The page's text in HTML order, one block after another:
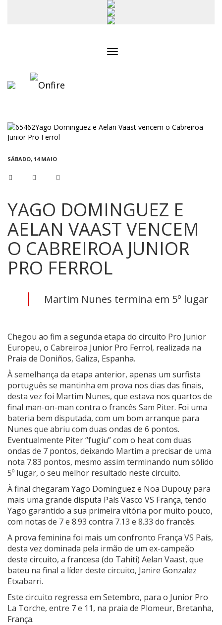
SÁBADO, 14 MAIO
YAGO DOMINGUEZ E
AELAN VAAST VENCEM
O CABREIROA JUNIOR
PRO FERROL
Martim Nunes termina em 5º lugar
Chegou ao fim a segunda etapa do circuito Pro Junior
Europeu, o Cabreiroa Junior Pro Ferrol, realizada na
Praia de Doniños, Galiza, Espanha.
À semelhança da etapa anterior, apenas um surfista
português se mantinha em prova nos dias das finais,
desta vez foi Martim Nunes, que estava nos quartos de
final man-on-man contra o francês Sam Piter. Foi uma
bateria bem disputada, com um bom arranque para
Nunes que abriu com duas ondas de 6 pontos.
Eventualmente Piter “fugiu” com o heat com duas
ondas de 7 pontos, deixando Martim a precisar de uma
nota 7.83 pontos, mesmo assim terminando num sólido
5º lugar, o seu melhor resultado neste circuito.
À final chegaram Yago Dominguez e Noa Dupouy para
mais uma grande disputa País Vasco VS França, tendo
Yago garantido a sua primeira vitória por muito pouco,
com notas de 7 e 8.93 contra 7.13 e 8.33 do francês.
A prova feminina foi mais um confronto França VS País,
desta vez dominada pela irmão de um ex-campeão
deste circuito, a francesa (do Tahiti) Aelan Vaast, que
bateu na final a líder deste circuito, Janire Gonzalez
Etxabarri.
Este circuito regressa em Setembro, para o Junior Pro
La Torche, entre 7 e 11, na praia de Plomeur, Bretanha,
França.